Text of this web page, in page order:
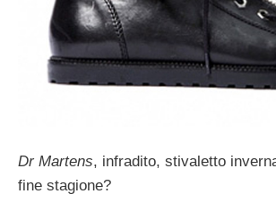
Dr Martens, infradito, stivaletto
fine stagione?